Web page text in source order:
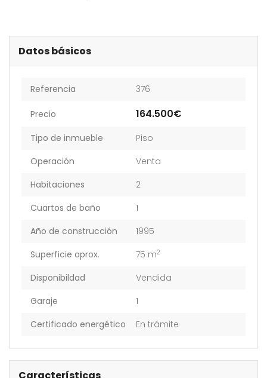
Datos básicos
Referencia 376
Precio 164.500€
Tipo de inmueble
Piso
Operación
Venta
Habitaciones
2
Cuartos de baño
1
Año de construcción
1995
Superficie aprox.
75 m2
Disponibildad
Vendida
Garaje
1
Certificado energético
En trámite